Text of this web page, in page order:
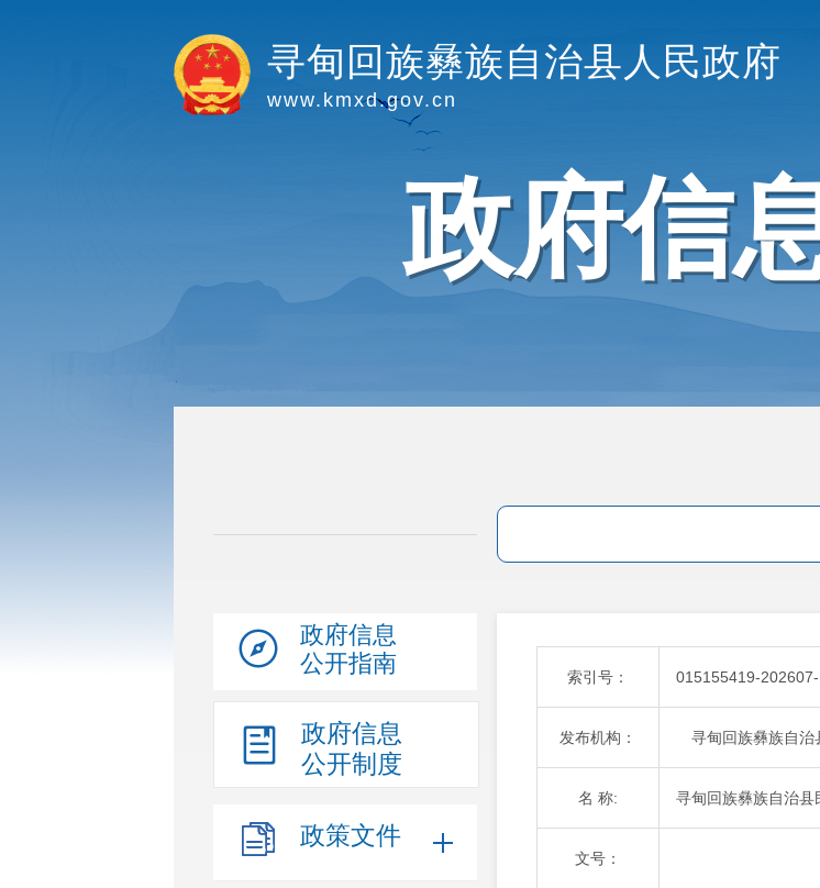
寻甸回族彝族自治县人民政府
www.kmxd.gov.cn
政府信
政府信息
公开指南
政府信息
公开制度
政策文件
索引号： 015155419-
发布机构： 寻甸回族彝族自治
名 称: 寻甸回族彝族自治
文号：